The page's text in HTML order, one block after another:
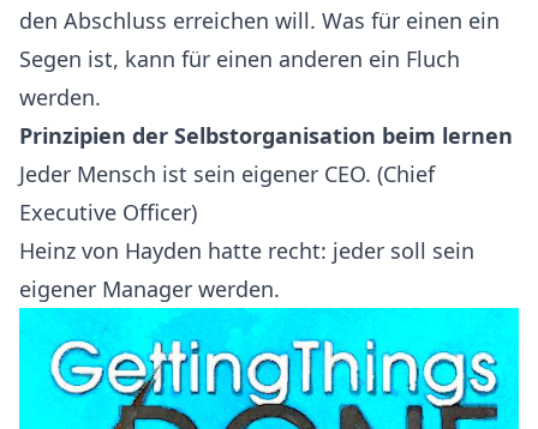
den Abschluss erreichen will. Was für einen ein
Segen ist, kann für einen anderen ein Fluch
werden.
Prinzipien der Selbstorganisation beim lernen
Jeder Mensch ist sein eigener CEO. (Chief
Executive Officer)
Heinz von Hayden hatte recht: jeder soll sein
eigener Manager werden.